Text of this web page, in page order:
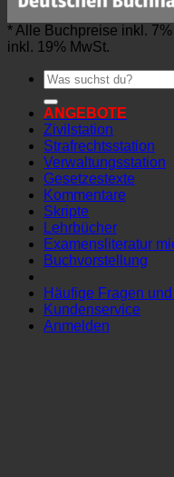
* Alle Buchpreise inkl.
inkl. 19% MwSt.
Suchen
nach:
ANGEBOTE
Zivilstation
Strafrechtsstation
Verwaltungsstation
Gesetzestexte
Kommentare
Skripte
Lehrbücher
Examensliteratur
Buchvorstellung
Häufige Fragen
Kundenservice
Anmelden